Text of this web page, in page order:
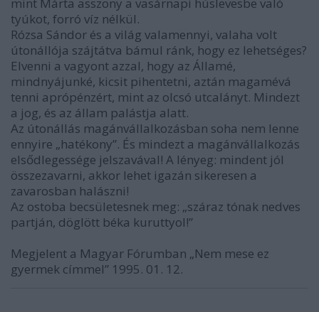
tyúkot, forró víz nélkül.
Rózsa Sándor és a világ valamennyi, valaha volt
útonállója szájtátva bámul ránk, hogy ez lehetséges?
Elvenni a vagyont azzal, hogy az Államé,
mindnyájunké, kicsit pihentetni, aztán magamévá
tenni aprópénzért, mint az olcsó utcalányt. Mindezt
a jog, és az állam palástja alatt.
Az útonállás magánvállalkozásban soha nem lenne
ennyire „hatékony”. És mindezt a magánvállalkozás
elsődlegessége jelszavával! A lényeg: mindent jól
összezavarni, akkor lehet igazán sikeresen a
zavarosban halászni!
Az ostoba becsületesnek meg: „száraz tónak nedves
partján, döglött béka kuruttyol!”
Megjelent a Magyar Fórumban „Nem mese ez
gyermek címmel” 1995. 01. 12.